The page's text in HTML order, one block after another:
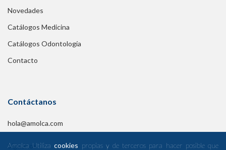
Novedades
Catálogos Medicina
Catálogos Odontología
Contacto
Contáctanos
hola@amolca.com
Síguenos
Amolca Utilizacookies propias y de terceros para hacer posible que